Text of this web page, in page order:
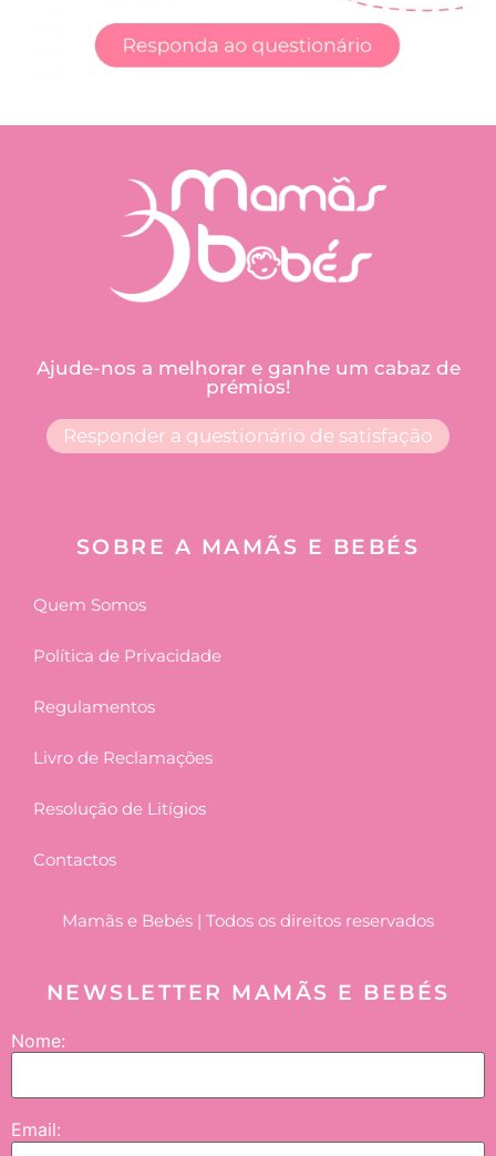
Ajude-nos a melhorar e ganhe um cabaz de
prémios!
Responder a questionário de satisfação
SOBRE A MAMÃS E BEBÉS
Quem Somos
Política de Privacidade
Regulamentos
Livro de Reclamações
Resolução de Litígios
Contactos
Mamãs e Bebés | Todos os direitos reservados
NEWSLETTER MAMÃS E BEBÉS
Nome:
Email: